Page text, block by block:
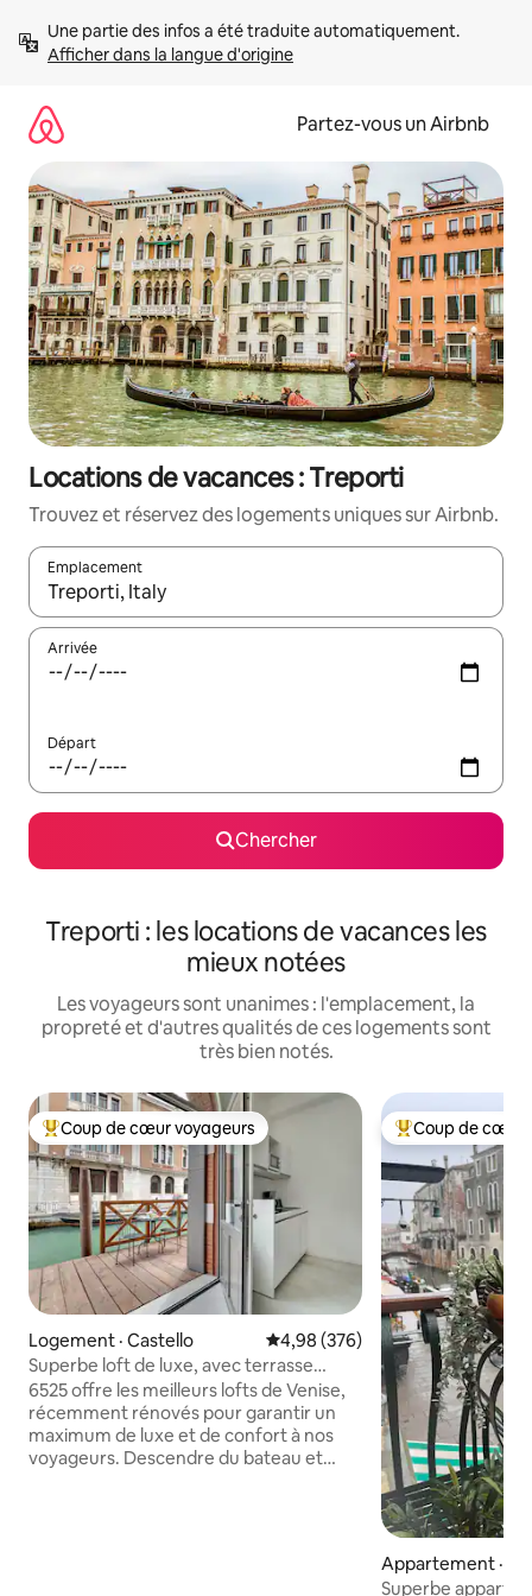
directement
Afficher dans la langue d'origine
Partez-vous un Airbnb
Locations de vacances : Treporti
Trouvez et réservez des logements uniques sur Airbnb.
Emplacement
Quand les résultats sont affichés, parcourez-les en utilisant
Arrivée
Départ
Chercher
Treporti : les locations de vacances les
mieux notées
Les voyageurs sont unanimes : l'emplacement, la
propreté et d'autres qualités de ces logements sont
très bien notés.
Coup de cœur voyageurs parmi les plus aimés
Coup de cœur voyageurs
Logement · Castello Note moyenne de 4,98 sur 5,
4,98 (376)
Superbe loft de luxe, avec terrasse
privée sur le canal
6525 offre les meilleurs lofts de Venise,
récemment rénovés pour garantir un
maximum de luxe et de confort à nos
voyageurs. Descendre du bateau et
Coup de cœur
Coup de cœur
Appartement ·
Superbe